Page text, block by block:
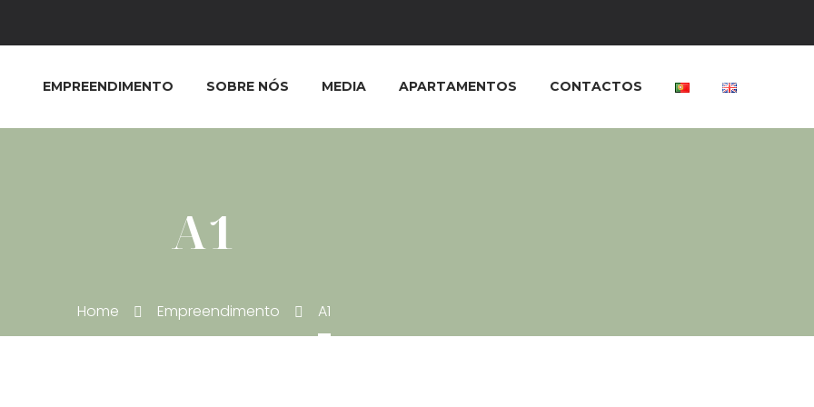
EMPREENDIMENTO SOBRE NÓS MEDIA APARTAMENTOS CONTACTOS
A1
Home Empreendimento A1